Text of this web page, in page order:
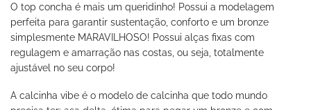
O top concha é mais um queridinho! Possui a modelagem
perfeita para garantir sustentação, conforto e um bronze
simplesmente MARAVILHOSO! Possui alças fixas com
regulagem e amarração nas costas, ou seja, totalmente
ajustável no seu corpo!
A calcinha vibe é o modelo de calcinha que todo mundo